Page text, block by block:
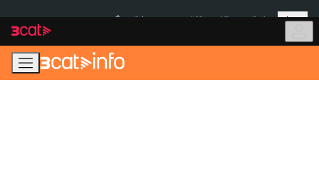
navegació
principal
contingut
Més